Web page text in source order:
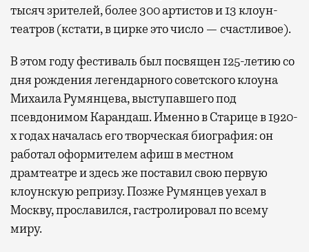
тысяч зрителей, более 300 артистов и 13 клоун-
театров (кстати, в цирке это число — счастливое).
В этом году фестиваль был посвящен 125-летию со
дня рождения легендарного советского клоуна
Михаила Румянцева, выступавшего под
псевдонимом Карандаш. Именно в Старице в 1920-
х годах началась его творческая биография: он
работал оформителем афиш в местном
драмтеатре и здесь же поставил свою первую
клоунскую репризу. Позже Румянцев уехал в
Москву, прославился, гастролировал по всему
миру.